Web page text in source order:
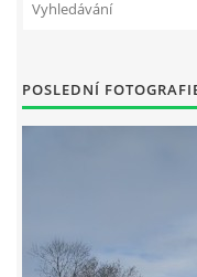
RYBÁŘSKÝ ŘÁD
POSLEDNÍ